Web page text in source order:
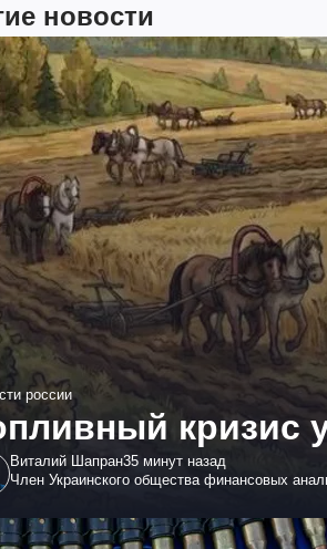
новости
россии
кризис
Виталий Шапран35 минут назад
Член Украинского общества финансовых